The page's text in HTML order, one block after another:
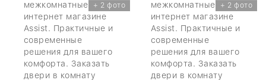
+ 2 фото + 2 фото